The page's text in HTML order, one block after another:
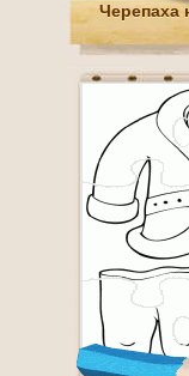
Черепаха